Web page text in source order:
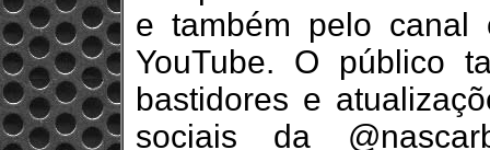
e também pelo canal
YouTube. O público
bastidores e
sociais da